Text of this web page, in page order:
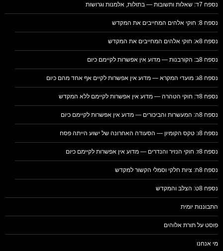
נספח 7ד: שאלות ותשובות — בתולות, אלמנות וגרושות
נספח 8: חוקי אלהים המחייבים את המקדש
נספח 8א: חוקי אלהים המחייבים את המקדש
נספח 8ב: הקורבנות — מדוע אין אפשרות לקיימם כיום
נספח 8ג: מועדי המקרא — מדוע אין אפשרות לקיים אף אחד מהם כיום
נספח 8ד: חוקי הטהרה — מדוע אין אפשרות לקיימם ללא המקדש
נספח 8ה: המעשרות והביכורים — מדוע אין אפשרות לקיימם כיום
נספח 8ו: טקס הקומיון — הסעודה האחרונה של ישוע הייתה פסח
נספח 8ז: חוקי הנזיר והנדרים — מדוע אין אפשרות לקיימם כיום
נספח 8ח: ציות חלקי וסמלי הקשור למקדש
נספח 8ט: הצלב והמקדש
התבוננות יומית
פוסט על תורת אלוהים
מי אנחנו